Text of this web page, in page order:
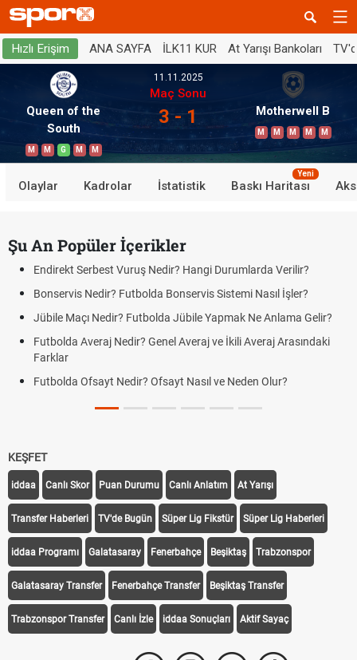
Hızlı Erişim ANA SAYFA İLK11 KUR At Yarışı Bankoları
Queen of the
South
M M G M M
11.11.2025
Maç Sonu
3 - 1 Motherwell B
M M M M M
Olaylar Kadrolar İstatistik Baskı Haritası
Yeni
Şu An Popüler İçerikler
Endirekt Serbest Vuruş Nedir? Hangi Durumlarda Verilir?
Bonservis Nedir? Futbolda Bonservis Sistemi Nasıl İşler?
Jübile Maçı Nedir? Futbolda Jübile Yapmak Ne Anlama Gelir?
Futbolda Averaj Nedir? Genel Averaj ve İkili Averaj Arasındaki
Farklar
Futbolda Ofsayt Nedir? Ofsayt Nasıl ve Neden Olur?
KEŞFET
iddaa Canlı Skor Puan Durumu Canlı Anlatım At Yarışı
Transfer Haberleri TV'de Bugün Süper Lig Fikstür Süper Lig Haberleri
iddaa Programı Galatasaray Fenerbahçe Beşiktaş Trabzonspor
Galatasaray Transfer Fenerbahçe Transfer Beşiktaş Transfer
Trabzonspor Transfer Canlı İzle iddaa Sonuçları Aktif Sayaç